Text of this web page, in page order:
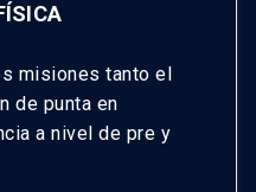
misiones tanto el
de punta en
a nivel de pre y